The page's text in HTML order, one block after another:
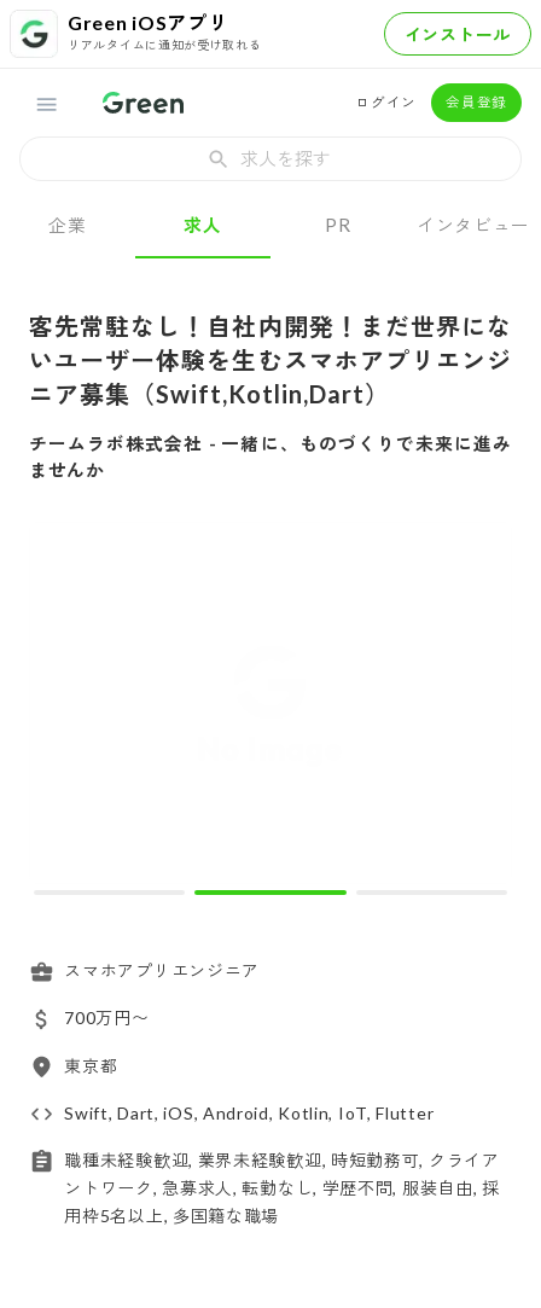
Green iOSアプリ
リアルタイムに通知が受け取れる インストール
ログイン 会員登録
求人を探す
企業 求人 PR インタビュー
客先常駐なし！自社内開発！まだ世界にな
いユーザー体験を生むスマホアプリエンジ
ニア募集（Swift,Kotlin,Dart）
チームラボ株式会社 - 一緒に、ものづくりで未来に進み
ませんか
スマホアプリエンジニア
700万円〜
東京都
Swift, Dart, iOS, Android, Kotlin, IoT, Flutter
職種未経験歓迎, 業界未経験歓迎, 時短勤務可, クライア
ントワーク, 急募求人, 転勤なし, 学歴不問, 服装自由, 採
用枠5名以上, 多国籍な職場